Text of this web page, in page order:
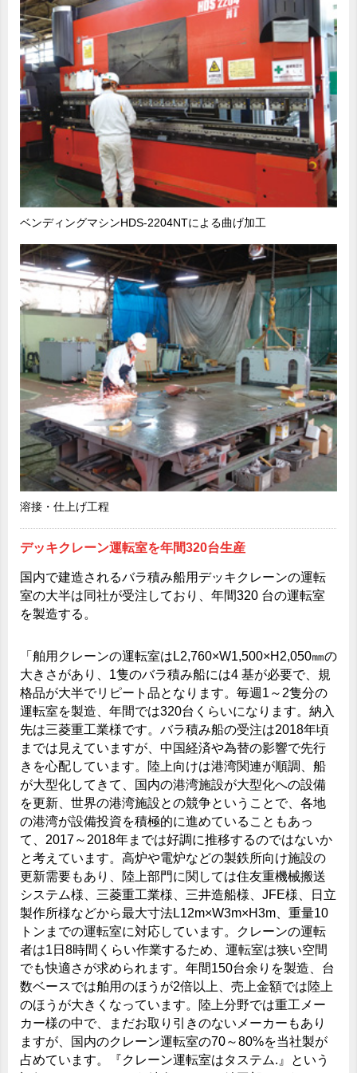
ベンディングマシンHDS-2204NTによる曲げ加工
溶接・仕上げ工程
デッキクレーン運転室を年間320台生産
国内で建造されるバラ積み船用デッキクレーンの運転
室の大半は同社が受注しており、年間320 台の運転室
を製造する。
「舶用クレーンの運転室はL2,760×W1,500×H2,050㎜の
大きさがあり、1隻のバラ積み船には4 基が必要で、規
格品が大半でリピート品となります。毎週1～2隻分の
運転室を製造、年間では320台くらいになります。納入
先は三菱重工業様です。バラ積み船の受注は2018年頃
までは見えていますが、中国経済や為替の影響で先行
きを心配しています。陸上向けは港湾関連が順調、船
が大型化してきて、国内の港湾施設が大型化への設備
を更新、世界の港湾施設との競争ということで、各地
の港湾が設備投資を積極的に進めていることもあっ
て、2017～2018年までは好調に推移するのではないか
と考えています。高炉や電炉などの製鉄所向け施設の
更新需要もあり、陸上部門に関しては住友重機械搬送
システム様、三菱重工業様、三井造船様、JFE様、日立
製作所様などから最大寸法L12m×W3m×H3m、重量10
トンまでの運転室に対応しています。クレーンの運転
者は1日8時間くらい作業するため、運転室は狭い空間
でも快適さが求められます。年間150台余りを製造、台
数ベースでは舶用のほうが2倍以上、売上金額では陸上
のほうが大きくなっています。陸上分野では重工メー
カー様の中で、まだお取り引きのないメーカーもあり
ますが、国内のクレーン運転室の70～80%を当社製が
占めています。『クレーン運転室はタステム.』という